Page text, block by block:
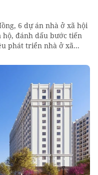
6 dự án nhà ở xã hội
hộ, đánh dấu bước tiến
phát triển nhà ở xã...